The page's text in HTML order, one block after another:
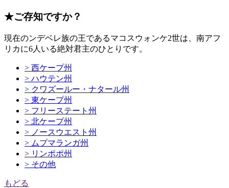
★ご存知ですか？
現在のンデベレ族の王であるマコスウォンケ2世は、南アフ
リカに6人いる絶対君主のひとりです。
> 西ケープ州
> ハウテン州
> クワズールー・ナタール州
> 東ケープ州
> フリーステート州
> 北ケープ州
> ノースウエスト州
> ムプマランガ州
> リンポポ州
> その他
もどる